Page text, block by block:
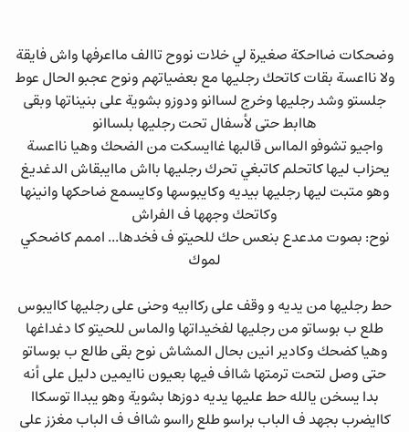
وضحكات ضااحكة صغيرة لي خلات نووح تاالف مااعرفها واش فايقة
ولا نااعسة بقات كاتحك رجليها مع بعضياتهم ونوح عجبو الحال عوط
جلستو وشد رجليها وخرج لساانو ودوزو بشوية على بنيناتها وبقى
هاابط حتى لأسفال تحت رجليها بلساانو
واجيو تشوفو المااس قالبها غاايسكت من الضحك وهيا نااعسة
يحزاب ليها كاتحلم كاتبغي تحرك رجليها بااش ماايبقاش الدغديغ
وهو متبت ليها رجليها بيديه وكايبوسها وكايسمع ضاحكها وانينها
وكاتحك وجهها ف الفراش
نوح: بصوت مدعدع بنعس حك للحيتو ف فخدها... اممم كاضحكي
لموك
حط رجليها من يديه و وقف على ركاابيه وحنى على رجليها كاايبوس
طلع ب بوساتو من رجليها لفخيداتها والماس للحيتو كا دغداغها
وهيا كضحك وكادير انين بحال المشاش نوح بقى طالع ب بوساتو
حتى وصل لتحت ترمتها شااف فيها بعيون ناايمين دليل على أنه
بدا يسخن يالله حط عليها يديه دوزها بشوية وهو يبداا توسكاا
كاايضرب بجهد ف الباب براسو طلع رااسو شااف ف الباب مغزز على